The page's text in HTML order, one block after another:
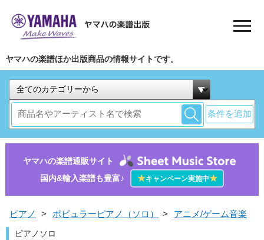
ヤマハの楽譜ほか出版商品の情報サイトです。
条件を追加
ヤマハの楽譜通販サイト
国内&輸入楽譜も豊富♪
★キャンペーン実施中★
ピアノ > ポピュラーピアノ（ソロ） > アニメ/ゲーム音楽
ピアノソロ